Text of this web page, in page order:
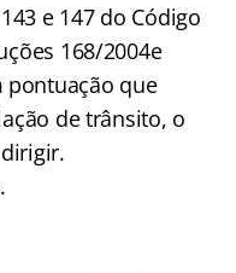
e 147 do Código
168/2004e
pontuação que
de trânsito, o